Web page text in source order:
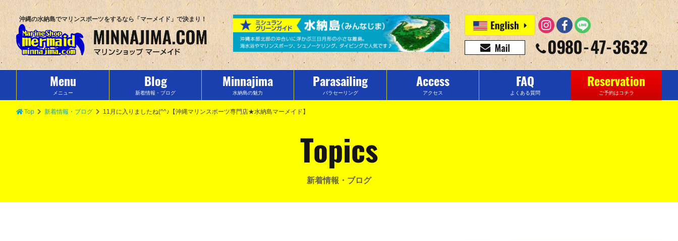
沖縄の水納島でマリンスポーツをするなら「マーメイド」で決まり！
Menu
メニュー
Blog
新着情報・ブログ
Minnajima
水納島の魅力
Parasailing
パラセーリング
Access
アクセス
FAQ
よくある質問
Reservation
ご予約はコチラ
Top 新着情報・ブログ 11月に入りましたね(^^♪【沖縄マリンスポーツ専門店★水納島マーメイド】
Topics
新着情報・ブログ